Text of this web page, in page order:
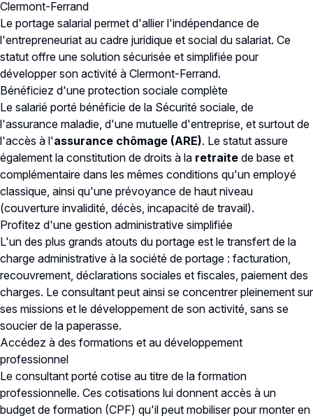
Clermont-Ferrand
Le portage salarial permet d'allier l'indépendance de
l'entrepreneuriat au cadre juridique et social du salariat. Ce
statut offre une solution sécurisée et simplifiée pour
développer son activité à Clermont-Ferrand.
Bénéficiez d'une protection sociale complète
Le salarié porté bénéficie de la Sécurité sociale, de
l'assurance maladie, d'une mutuelle d'entreprise, et surtout de
l'accès à l'assurance chômage (ARE). Le statut assure
également la constitution de droits à la retraite de base et
complémentaire dans les mêmes conditions qu'un employé
classique, ainsi qu'une prévoyance de haut niveau
(couverture invalidité, décès, incapacité de travail).
Profitez d'une gestion administrative simplifiée
L'un des plus grands atouts du portage est le transfert de la
charge administrative à la société de portage : facturation,
recouvrement, déclarations sociales et fiscales, paiement des
charges. Le consultant peut ainsi se concentrer pleinement sur
ses missions et le développement de son activité, sans se
soucier de la paperasse.
Accédez à des formations et au développement
professionnel
Le consultant porté cotise au titre de la formation
professionnelle. Ces cotisations lui donnent accès à un
budget de formation (CPF) qu'il peut mobiliser pour monter en